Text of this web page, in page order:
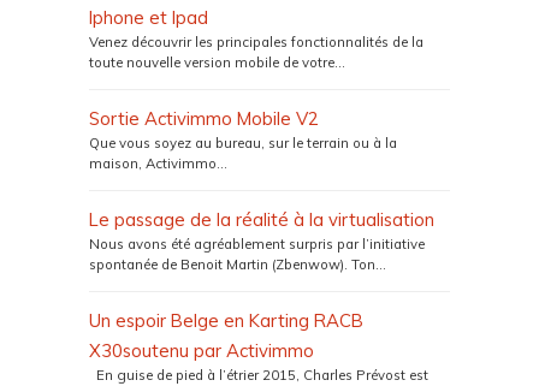
Iphone et Ipad
Venez découvrir les principales fonctionnalités de la
toute nouvelle version mobile de votre...
Sortie Activimmo Mobile V2
Que vous soyez au bureau, sur le terrain ou à la
maison, Activimmo...
Le passage de la réalité à la virtualisation
Nous avons été agréablement surpris par l’initiative
spontanée de Benoit Martin (Zbenwow). Ton...
Un espoir Belge en Karting RACB
X30soutenu par Activimmo
En guise de pied à l’étrier 2015, Charles Prévost est